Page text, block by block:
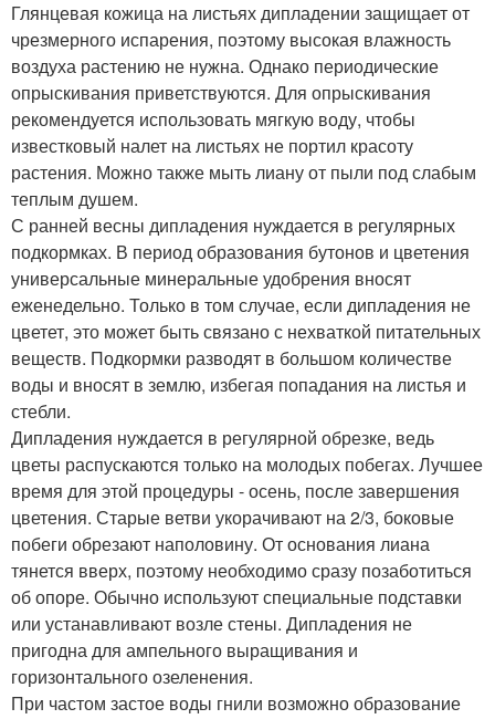
Глянцевая кожица на листьях дипладении защищает от
чрезмерного испарения, поэтому высокая влажность
воздуха растению не нужна. Однако периодические
опрыскивания приветствуются. Для опрыскивания
рекомендуется использовать мягкую воду, чтобы
известковый налет на листьях не портил красоту
растения. Можно также мыть лиану от пыли под слабым
теплым душем.
С ранней весны дипладения нуждается в регулярных
подкормках. В период образования бутонов и цветения
универсальные минеральные удобрения вносят
еженедельно. Только в том случае, если дипладения не
цветет, это может быть связано с нехваткой питательных
веществ. Подкормки разводят в большом количестве
воды и вносят в землю, избегая попадания на листья и
стебли.
Дипладения нуждается в регулярной обрезке, ведь
цветы распускаются только на молодых побегах. Лучшее
время для этой процедуры - осень, после завершения
цветения. Старые ветви укорачивают на 2/3, боковые
побеги обрезают наполовину. От основания лиана
тянется вверх, поэтому необходимо сразу позаботиться
об опоре. Обычно используют специальные подставки
или устанавливают возле стены. Дипладения не
пригодна для ампельного выращивания и
горизонтального озеленения.
При частом застое воды гнили возможно образование